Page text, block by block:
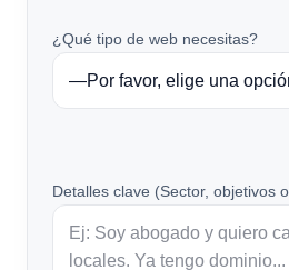
¿Qué tipo de web necesitas?
Detalles clave (Sector, objetivos